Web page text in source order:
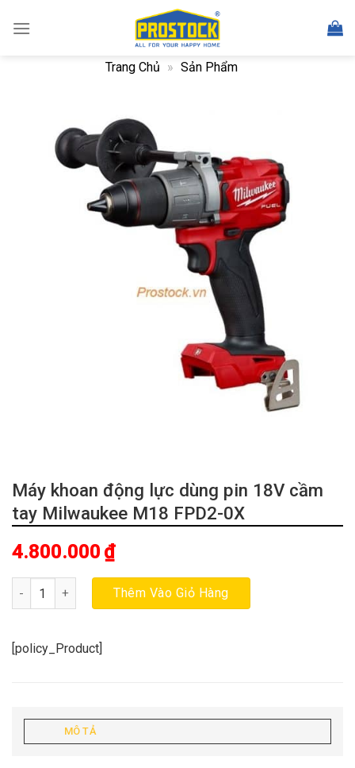
Trang Chủ » Sản Phẩm
Máy khoan động lực dùng pin 18V cầm
tay Milwaukee M18 FPD2-0X
4.800.000 ₫
Máy khoan động lực dùng pin 18V cầm tay Milwaukee M18
Thêm Vào Giỏ Hàng
[policy_Product]
MÔ TẢ